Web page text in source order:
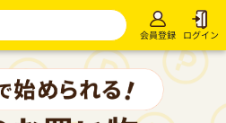
会員登録 ログイン